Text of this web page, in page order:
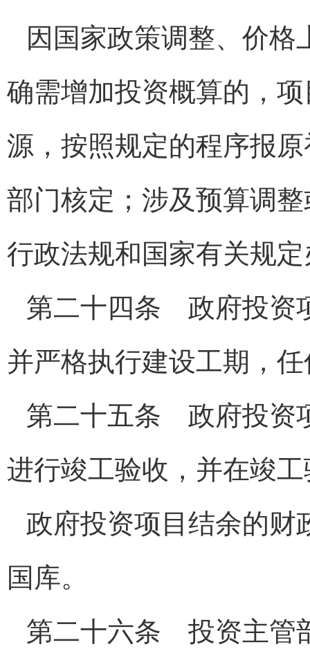
因国家政策调整、价格
确需增加投资概算的，
源，按照规定的程序报
部门核定；涉及预算调
行政法规和国家有关规
第二十四条 政府投资
并严格执行建设工期，
第二十五条 政府投资
进行竣工验收，并在竣
政府投资项目结余的财
国库。
第二十六条 投资主管